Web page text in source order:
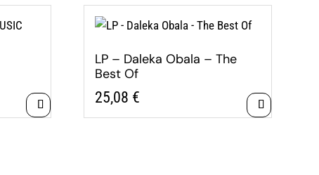
LP – Daleka Obala – The
Best Of
25,08 €